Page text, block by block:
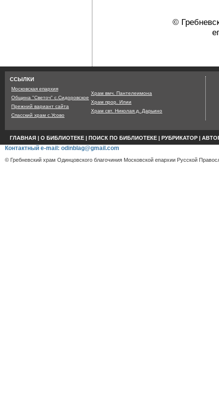
©
ССЫЛКИ
Московская епархия
Община "Светоч" с.Сидоровское
Прежний вариант сайта
Спасский храм с.Усово
Храм вмч. Пантелеимона
Храм прор. Илии
Храм свт. Николая д. Дарьино
ГЛАВНАЯ | О БИБЛИОТЕКЕ | ПОИСК ПО БИБЛИОТЕКЕ | РУБРИКАТОР |
Контактный e-mail: odinblag@gmail.com
© Гребневский храм Одинцовского благочиния Московской епархии Русской